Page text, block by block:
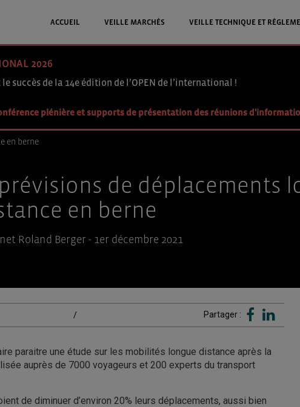
ACCUEIL VEILLE MARCHÉS VEILLE TECHNIQUE ET
2026
succès de la 14e édition de l’OPEN de l’international !
plénière et supports de présentation des réunions
en berne
de déplacements
en berne
Roland Berger - 1er décembre 2021
/ Partager :
paraitre une étude sur les mobilités longue distance après la
auprès de 7000 voyageurs et 200 experts du transport
de diminuer d’environ 20% leurs déplacements, aussi bien